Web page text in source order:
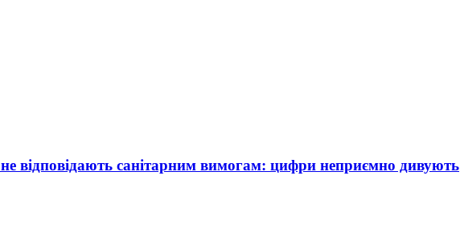
не відповідають санітарним вимогам: цифри неприємно дивують